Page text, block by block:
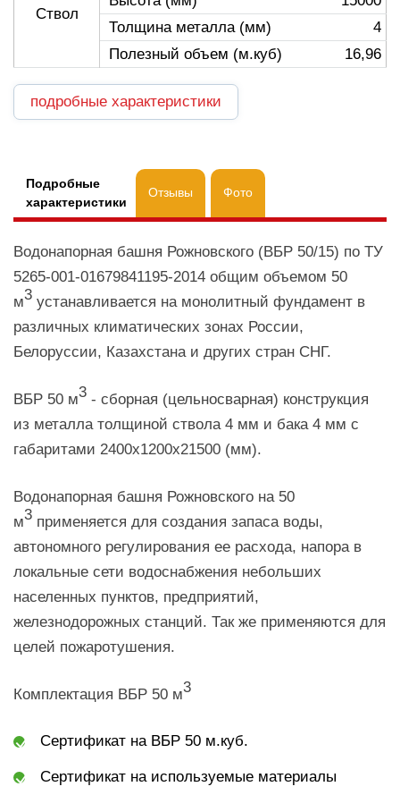
Ствол
Толщина металла (мм)
4
Полезный объем (м.куб)
16,96
подробные характеристики
Подробные
характеристики
Отзывы Фото
Водонапорная башня Рожновского (ВБР 50/15) по ТУ
5265-001-01679841195-2014 общим объемом 50
м3 устанавливается на монолитный фундамент в
различных климатических зонах России,
Белоруссии, Казахстана и других стран СНГ.
ВБР 50 м3 - сборная (цельносварная) конструкция
из металла толщиной ствола 4 мм и бака 4 мм с
габаритами 2400х1200х21500 (мм).
Водонапорная башня Рожновского на 50
м3 применяется для создания запаса воды,
автономного регулирования ее расхода, напора в
локальные сети водоснабжения небольших
населенных пунктов, предприятий,
железнодорожных станций. Так же применяются для
целей пожаротушения.
Комплектация ВБР 50 м3
Сертификат на ВБР 50 м.куб.
Сертификат на используемые материалы